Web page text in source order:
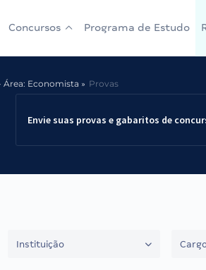
Concursos Programa de Estudo
Área: Economista Provas
Envie suas provas e gabaritos de
Instituição